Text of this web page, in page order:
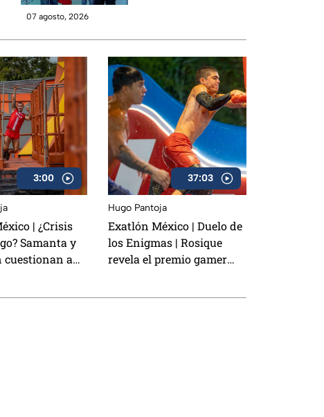
07 agosto, 2026
3:00
| ¿Crisis
Samanta y
cuestionan a
37:03
Hugo Pantoja
Exatlón México | Duelo de
los Enigmas | Rosique
revela el premio gamer